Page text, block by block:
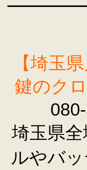
【埼玉
鍵のク
埼玉県
ルやバ